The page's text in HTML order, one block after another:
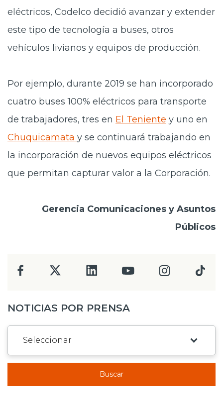
eléctricos, Codelco decidió avanzar y extender
este tipo de tecnología a buses, otros
vehículos livianos y equipos de producción.
Por ejemplo, durante 2019 se han incorporado
cuatro buses 100% eléctricos para transporte
de trabajadores, tres en El Teniente y uno en
Chuquicamata y se continuará trabajando en
la incorporación de nuevos equipos eléctricos
que permitan capturar valor a la Corporación.
Gerencia Comunicaciones y Asuntos
Públicos
NOTICIAS POR PRENSA
Buscar